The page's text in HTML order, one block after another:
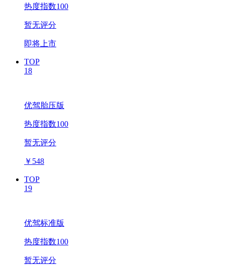
热度指数100
暂无评分
即将上市
TOP
18
优驾胎压版
热度指数100
暂无评分
￥ 548
TOP
19
优驾标准版
热度指数100
暂无评分